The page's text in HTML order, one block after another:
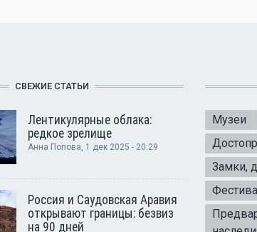
СВЕЖИЕ СТАТЬИ
Лентикулярные облака:
редкое зрелище
Анна Попова, 1 дек 2025 - 20:29
Россия и Саудовская Аравия
открывают границы: безвиз
на 90 дней
Музеи
Замки,